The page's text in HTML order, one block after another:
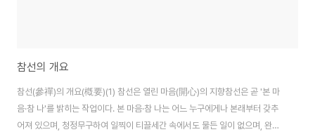
참선의 개요
참선(參禪)의 개요(槪要)(1) 참선은 열린 마음(開心)의 지향참선은 곧 '본 마
음·참 나'를 밝히는 작업이다. 본 마음·참 나는 어느 누구에게나 본래부터 갖추
어져 있으며, 청정무구하여 일찍이 티끌세간 속에서도 물든 일이 없으며, 완전